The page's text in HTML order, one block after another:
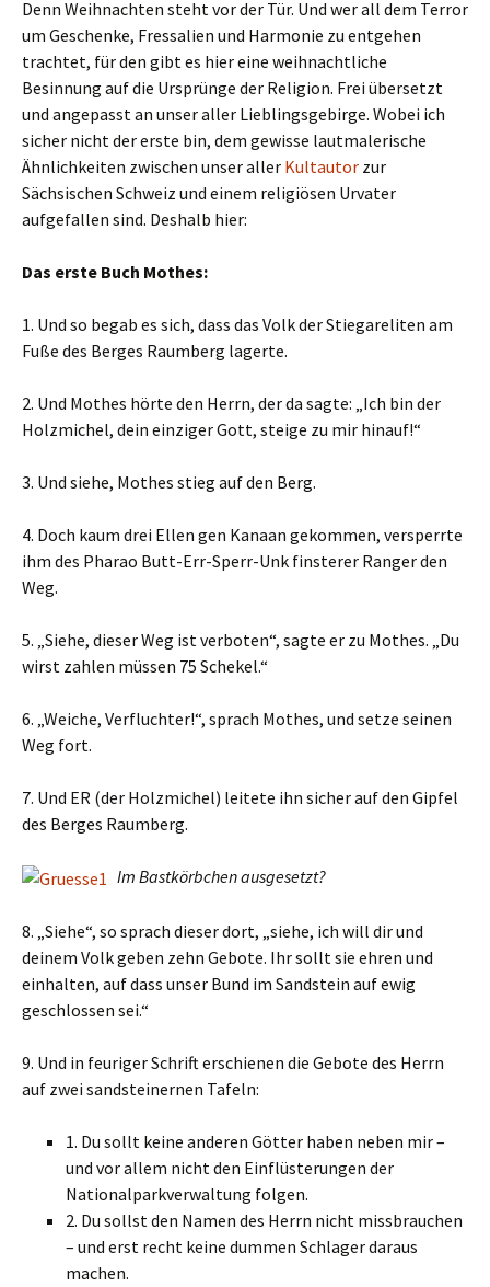
Denn Weihnachten steht vor der Tür. Und wer all dem Terror
um Geschenke, Fressalien und Harmonie zu entgehen
trachtet, für den gibt es hier eine weihnachtliche
Besinnung auf die Ursprünge der Religion. Frei übersetzt
und angepasst an unser aller Lieblingsgebirge. Wobei ich
sicher nicht der erste bin, dem gewisse lautmalerische
Ähnlichkeiten zwischen unser aller Kultautor zur
Sächsischen Schweiz und einem religiösen Urvater
aufgefallen sind. Deshalb hier:
Das erste Buch Mothes:
1. Und so begab es sich, dass das Volk der Stiegareliten am
Fuße des Berges Raumberg lagerte.
2. Und Mothes hörte den Herrn, der da sagte: „Ich bin der
Holzmichel, dein einziger Gott, steige zu mir hinauf!“
3. Und siehe, Mothes stieg auf den Berg.
4. Doch kaum drei Ellen gen Kanaan gekommen, versperrte
ihm des Pharao Butt-Err-Sperr-Unk finsterer Ranger den
Weg.
5. „Siehe, dieser Weg ist verboten“, sagte er zu Mothes. „Du
wirst zahlen müssen 75 Schekel.“
6. „Weiche, Verfluchter!“, sprach Mothes, und setze seinen
Weg fort.
7. Und ER (der Holzmichel) leitete ihn sicher auf den Gipfel
des Berges Raumberg.
Im Bastkörbchen ausgesetzt?
8. „Siehe“, so sprach dieser dort, „siehe, ich will dir und
deinem Volk geben zehn Gebote. Ihr sollt sie ehren und
einhalten, auf dass unser Bund im Sandstein auf ewig
geschlossen sei.“
9. Und in feuriger Schrift erschienen die Gebote des Herrn
auf zwei sandsteinernen Tafeln:
1. Du sollt keine anderen Götter haben neben mir –
und vor allem nicht den Einflüsterungen der
Nationalparkverwaltung folgen.
2. Du sollst den Namen des Herrn nicht missbrauchen
– und erst recht keine dummen Schlager daraus
machen.